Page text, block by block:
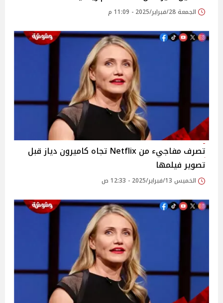
الجمعة 28/فبراير/2025 - 11:09 م
تصرف مفاجيء من Netflix تجاه كاميرون دياز قبل
تصوير فيلمها
الخميس 13/فبراير/2025 - 12:33 ص